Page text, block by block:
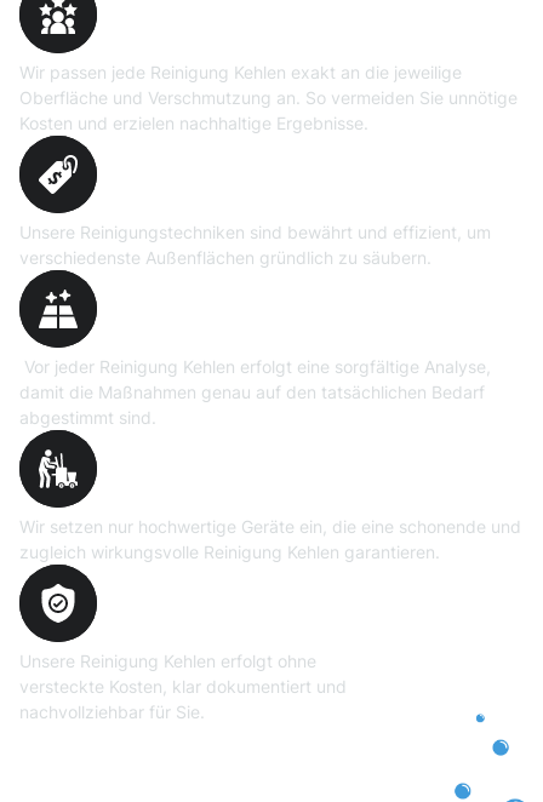
Wir passen jede Reinigung Kehlen exakt an die jeweilige
Oberfläche und Verschmutzung an. So vermeiden Sie unnötige
Kosten und erzielen nachhaltige Ergebnisse.
Unsere Reinigungstechniken sind bewährt und effizient, um
verschiedenste Außenflächen gründlich zu säubern.
Vor jeder Reinigung Kehlen erfolgt eine sorgfältige Analyse,
damit die Maßnahmen genau auf den tatsächlichen Bedarf
abgestimmt sind.
Wir setzen nur hochwertige Geräte ein, die eine schonende und
zugleich wirkungsvolle Reinigung Kehlen garantieren.
Unsere Reinigung Kehlen erfolgt ohne
versteckte Kosten, klar dokumentiert und
nachvollziehbar für Sie.